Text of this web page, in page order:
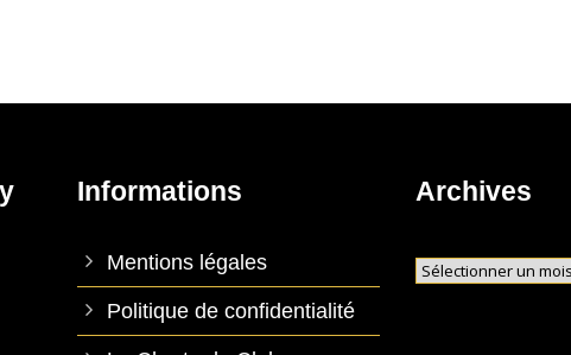
Informations
Mentions légales
Politique de confidentialité
Archives
Archives